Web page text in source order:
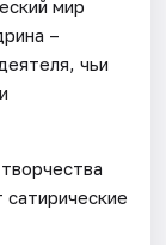
мир
–
чьи